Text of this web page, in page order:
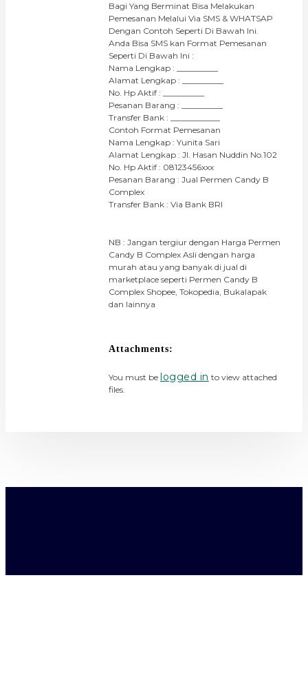
Bagi Yang Berminat Bisa Melakukan
Pemesanan Melalui Via SMS & WHATSAP
Dengan Contoh Seperti Di Bawah Ini.
Anda Bisa SMS kan Format Pemesanan
Seperti Di Bawah Ini :
Nama Lengkap : __________
Alamat Lengkap : __________
No. Hp Aktif : __________
Pesanan Barang : __________
Transfer Bank : ____________
Contoh Format Pemesanan
Nama Lengkap : Yunita Sari
Alamat Lengkap : Jl. Hasan Nuddin No.102
No. Hp Aktif : 08123456xxx
Pesanan Barang : Jual Permen Candy B
Complex
Transfer Bank : Via Bank BRI
NB : Jangan tergiur dengan Harga Permen
Candy B Complex Asli dengan harga
murah atau yang banyak di jual di
marketplace seperti Permen Candy B
Complex Shopee, Tokopedia, Bukalapak
dan lainnya
Attachments:
You must be logged in to view attached
files.